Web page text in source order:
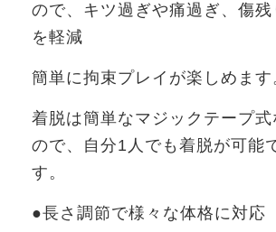
ので、キツ過ぎや痛過ぎ、傷残
を軽減
簡単に拘束プレイが楽しめます
着脱は簡単なマジックテープ式
ので、自分1 人でも着脱が可能
す。
●長さ調節で様々な体格に対応